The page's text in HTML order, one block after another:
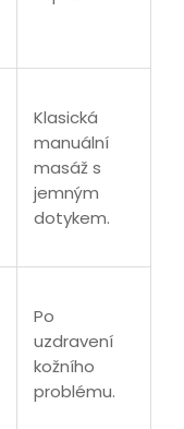
Klasická
manuální
masáž s
jemným
dotykem.
Po
uzdravení
kožního
problému.